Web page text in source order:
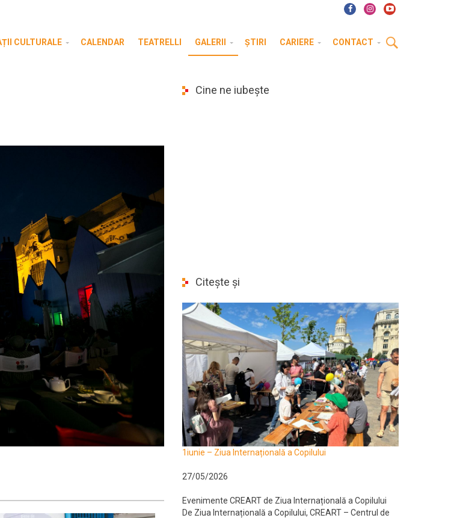
CULTURALE CALENDAR TEATRELLI GALERII ȘTIRI CARIERE CONTACT
Cine ne iubește
Citește și
1iunie – Ziua Internațională a Copilului
27/05/2026
Evenimente CREART de Ziua Internațională a Copilului
De Ziua Internațională a Copilului, CREART – Centrul de